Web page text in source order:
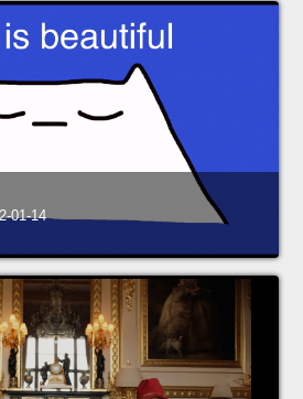
01-14